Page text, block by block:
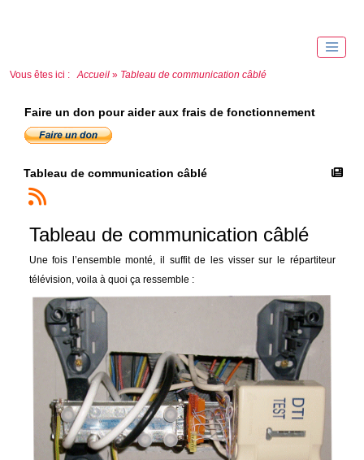
Vous êtes ici : Accueil » Tableau de communication câblé
Faire un don pour aider aux frais de fonctionnement
Tableau de communication câblé
Tableau de communication câblé
Une fois l’ensemble monté, il suffit de les visser sur le répartiteur
télévision, voila à quoi ça ressemble :